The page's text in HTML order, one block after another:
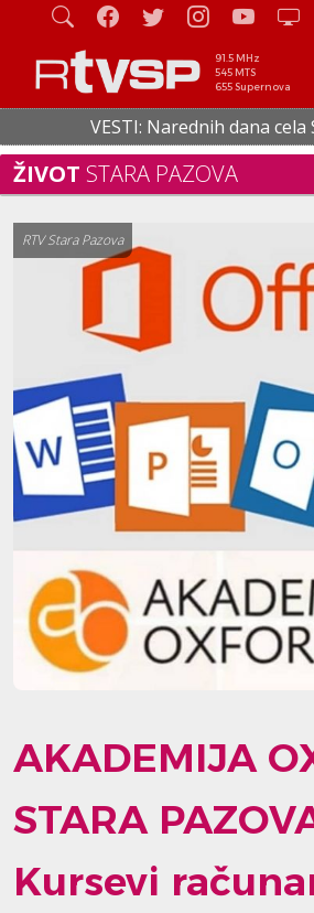
91.5 MHz
545 MTS
655 Supernova
VESTI: Narednih dana cela
ŽIVOT STARA PAZOVA
RTV Stara Pazova
AKADEMIJA
STARA
Kursevi